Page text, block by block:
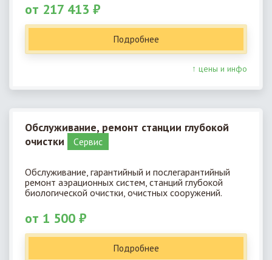
от 217 413 ₽
Подробнее
↑ цены и инфо
Обслуживание, ремонт станции глубокой
очистки
Cервис
Обслуживание, гарантийный и послегарантийный
ремонт аэрационных систем, станций глубокой
биологической очистки, очистных сооружений.
от 1 500 ₽
Подробнее